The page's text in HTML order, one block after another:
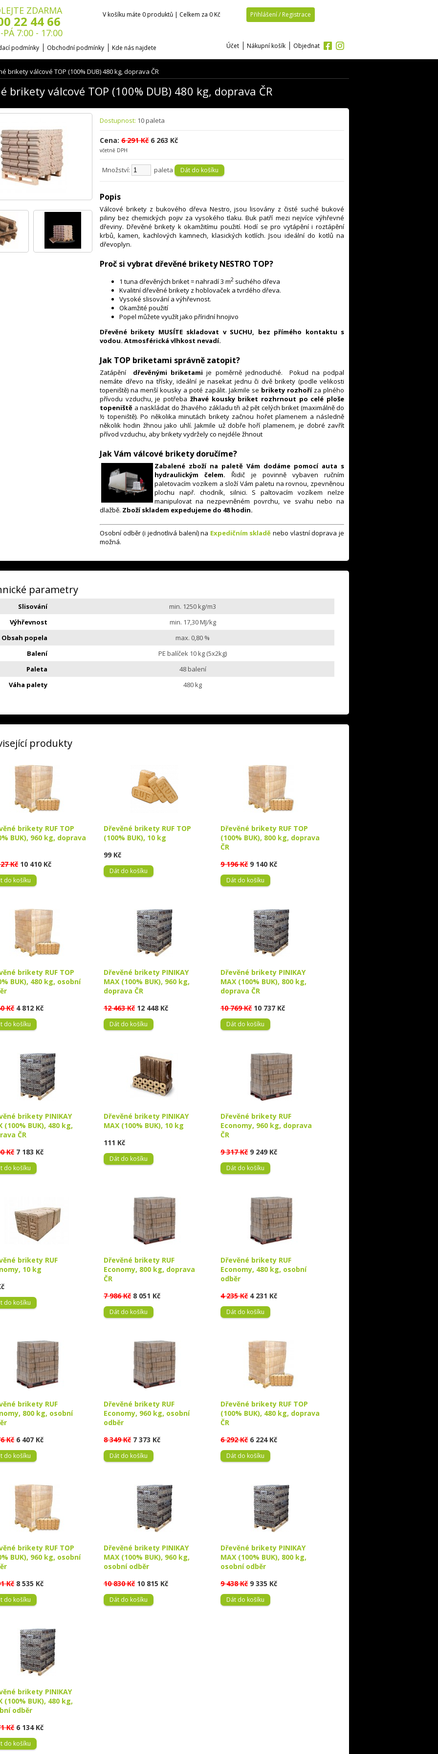
ZDARMA
22 44 66
PÁ 7:00 - 17:00
V košíku máte 0 produktů | Celkem za 0 Kč Přihlášení / Registrace
podmínky Obchodní podmínky Kde nás najdete Účet Nákupní košík Objednat
brikety válcové TOP (100% DUB) 480 kg, doprava ČR
brikety válcové TOP (100% DUB) 480 kg, doprava ČR
Dostupnost: 10 paleta
Cena: 6 291 Kč 6 263 Kč
včetně DPH
Množství: paleta
Popis
Válcové brikety z bukového dřeva Nestro, jsou lisovány z čisté suché bukové
piliny bez chemických pojiv za vysokého tlaku. Buk patří mezi nejvíce výhřevné
dřeviny. Dřevěné brikety k okamžitímu použití. Hodí se pro vytápění i roztápění
krbů, kamen, kachlových kamnech, klasických kotlích. Jsou ideální do kotlů na
dřevoplyn.
Proč si vybrat dřevěné brikety NESTRO TOP?
1 tuna dřevěných briket = nahradí 3 m2 suchého dřeva
Kvalitní dřevěné brikety z hoblovaček a tvrdého dřeva.
Vysoké slisování a výhřevnost.
Okamžité použití
Popel můžete využít jako příridní hnojivo
Dřevěné brikety MUSÍTE skladovat v SUCHU, bez přímého kontaktu s
vodou. Atmosférická vlhkost nevadí.
Jak TOP briketami správně zatopit?
Zatápění dřevěnými briketamije poměrně jednoduché. Pokud na podpal
nemáte dřevo na třísky, ideální je nasekat jednu či dvě brikety (podle velikosti
topeniště) na menší kousky a poté zapálit. Jakmile se brikety rozhoří za plného
přívodu vzduchu, je potřeba žhavé kousky briket rozhrnout po celé ploše
topeniště a naskládat do žhavého základu tři až pět celých briket (maximálně do
½ topeniště). Po několika minutách brikety začnou hořet plamenem a následně
několik hodin žhnou jako uhlí. Jakmile už dobře hoří plamenem, je dobré zavřít
přívod vzduchu, aby brikety vydržely co nejdéle žhnout
Jak Vám válcové brikety doručíme?
​Zabalené zboží na paletě Vám dodáme pomocí auta s
hydraulickým čelem. Řidič je povinně vybaven ručním
paletovacím vozíkem a složí Vám paletu na rovnou, zpevněnou
plochu např. chodník, silnici. S paltovacím vozíkem nelze
manipulovat na nezpevněném povrchu, ve svahu nebo na
dlažbě. Zboží skladem expedujeme do 48 hodin.
Osobní odběr (i jednotlivá balení) na Expedičním skladě nebo vlastní doprava je
možná.
parametry
Slisování
min. 1250 kg/m3
Výhřevnost
min. 17,30 MJ/kg
Obsah popela
max. 0,80 %
Balení
PE balíček 10 kg (5x2kg)
Paleta
48 balení
Váha palety
480 kg
produkty
brikety RUF TOP
BUK), 960 kg, doprava
Kč 10 410 Kč
do košíku
Dřevěné brikety RUF TOP
(100% BUK), 10 kg
99 Kč
Dát do košíku
Dřevěné brikety RUF TOP
(100% BUK), 800 kg, doprava
ČR
9 196 Kč 9 140 Kč
Dát do košíku
brikety RUF TOP
BUK), 480 kg, osobní
Kč 4 812 Kč
do košíku
Dřevěné brikety PINIKAY
MAX (100% BUK), 960 kg,
doprava ČR
12 463 Kč 12 448 Kč
Dát do košíku
Dřevěné brikety PINIKAY
MAX (100% BUK), 800 kg,
doprava ČR
10 769 Kč 10 737 Kč
Dát do košíku
brikety PINIKAY
(100% BUK), 480 kg,
ČR
Kč 7 183 Kč
do košíku
Dřevěné brikety PINIKAY
MAX (100% BUK), 10 kg
111 Kč
Dát do košíku
Dřevěné brikety RUF
Economy, 960 kg, doprava
ČR
9 317 Kč 9 249 Kč
Dát do košíku
brikety RUF
10 kg
do košíku
Dřevěné brikety RUF
Economy, 800 kg, doprava
ČR
7 986 Kč 8 051 Kč
Dát do košíku
Dřevěné brikety RUF
Economy, 480 kg, osobní
odběr
4 235 Kč 4 231 Kč
Dát do košíku
brikety RUF
800 kg, osobní
Kč 6 407 Kč
do košíku
Dřevěné brikety RUF
Economy, 960 kg, osobní
odběr
8 349 Kč 7 373 Kč
Dát do košíku
Dřevěné brikety RUF TOP
(100% BUK), 480 kg, doprava
ČR
6 292 Kč 6 224 Kč
Dát do košíku
brikety RUF TOP
BUK), 960 kg, osobní
Kč 8 535 Kč
do košíku
Dřevěné brikety PINIKAY
MAX (100% BUK), 960 kg,
osobní odběr
10 830 Kč 10 815 Kč
Dát do košíku
Dřevěné brikety PINIKAY
MAX (100% BUK), 800 kg,
osobní odběr
9 438 Kč 9 335 Kč
Dát do košíku
brikety PINIKAY
(100% BUK), 480 kg,
odběr
Kč 6 134 Kč
do košíku